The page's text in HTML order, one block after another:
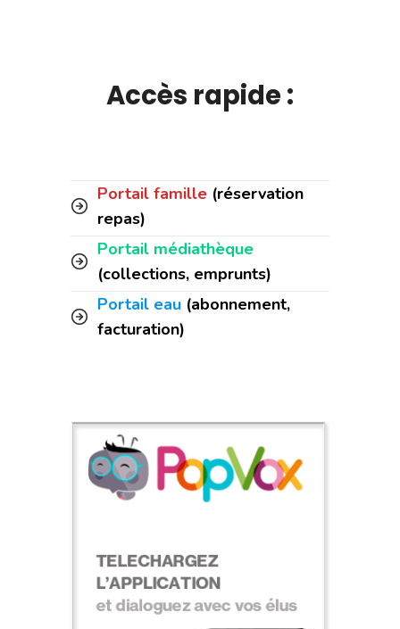
Accès rapide :
Portail famille (réservation
repas)
Portail médiathèque
(collections, emprunts)
Portail eau (abonnement,
facturation)